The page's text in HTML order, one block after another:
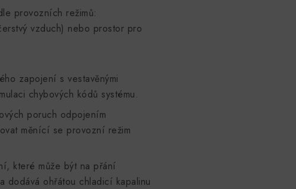
provozních režimů:
vzduch) nebo prostor pro
zapojení s vestavěnými
chybových kódů systému.
poruch odpojením
měnící se provozní režim
které může být na přání
dodává ohřátou chladicí kapalinu